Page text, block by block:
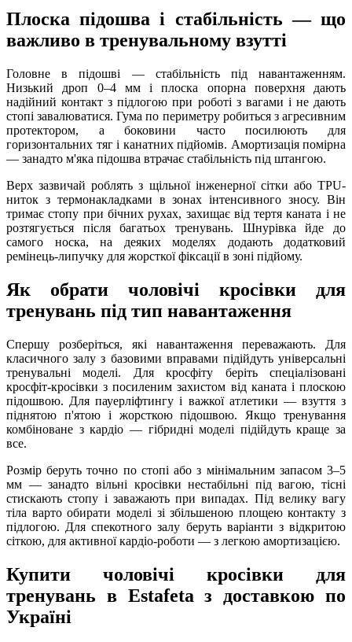
Плоска підошва і стабільність — що
важливо в тренувальному взутті
Головне в підошві — стабільність під навантаженням.
Низький дроп 0–4 мм і плоска опорна поверхня дають
надійний контакт з підлогою при роботі з вагами і не дають
стопі завалюватися. Гума по периметру робиться з агресивним
протектором, а боковини часто посилюють для
горизонтальних тяг і канатних підйомів. Амортизація помірна
— занадто м'яка підошва втрачає стабільність під штангою.
Верх зазвичай роблять з щільної інженерної сітки або TPU-
ниток з термонакладками в зонах інтенсивного зносу. Він
тримає стопу при бічних рухах, захищає від тертя каната і не
розтягується після багатьох тренувань. Шнурівка йде до
самого носка, на деяких моделях додають додатковий
ремінець-липучку для жорсткої фіксації в зоні підйому.
Як обрати чоловічі кросівки для
тренувань під тип навантаження
Спершу розберіться, які навантаження переважають. Для
класичного залу з базовими вправами підійдуть універсальні
тренувальні моделі. Для кросфіту беріть спеціалізовані
кросфіт-кросівки з посиленим захистом від каната і плоскою
підошвою. Для пауерліфтингу і важкої атлетики — взуття з
піднятою п'ятою і жорсткою підошвою. Якщо тренування
комбіноване з кардіо — гібридні моделі підійдуть краще за
все.
Розмір беруть точно по стопі або з мінімальним запасом 3–5
мм — занадто вільні кросівки нестабільні під вагою, тісні
стискають стопу і заважають при випадах. Під велику вагу
тіла варто обирати моделі зі збільшеною площею контакту з
підлогою. Для спекотного залу беруть варіанти з відкритою
сіткою, для активної кардіо-роботи — з легкою амортизацією.
Купити чоловічі кросівки для
тренувань в Estafeta з доставкою по
Україні